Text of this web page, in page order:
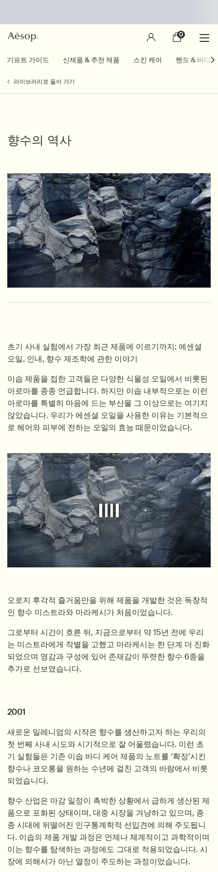
장
니
0
0 제품
기프트 가이드 신제품 & 추천 제품 스킨 케어 핸드 & 바디
라이브러리로 돌아 가기
향수의 역사
초기 사내 실험에서 가장 최근 제품에 이르기까지: 에센셜
오일, 인내, 향수 제조학에 관한 이야기
이솝 제품을 접한 고객들은 다양한 식물성 오일에서 비롯된
아로마를 종종 언급합니다. 하지만 이솝 내부적으로는 이런
아로마를 특별히 마음에 드는 부산물 그 이상으로는 여기지
않았습니다. 우리가 에센셜 오일을 사용한 이유는 기본적으
로 헤어와 피부에 전하는 오일의 효능 때문이었습니다.
오로지 후각적 즐거움만을 위해 제품을 개발한 것은 독창적
인 향수 미스트라와 마라케시가 처음이었습니다.
그로부터 시간이 흐른 뒤, 지금으로부터 약 15년 전에 우리
는 미스트라에게 작별을 고했고 마라케시는 한 단계 더 진화
되었으며 영감과 구성에 있어 존재감이 뚜렷한 향수 6종을
추가로 선보였습니다.
2001
새로운 밀레니엄의 시작은 향수를 생산하고자 하는 우리의
첫 번째 사내 시도와 시기적으로 잘 어울렸습니다. 이런 초
기 실험들은 기존 이솝 바디 케어 제품의 노트를 ‘확장’시킨
향수나 코오롱을 원하는 수년에 걸친 고객의 바람에서 비롯
되었습니다.
향수 산업은 마감 일정이 촉박한 상황에서 급하게 생산된 제
품으로 포화된 상태이며, 대중 시장을 겨냥하고 있으며, 종
종 시대에 뒤떨어진 인구통계학적 선입견에 의해 주도됩니
다. 이솝의 제품 개발 과정은 언제나 체계적이고 과학적이며
이는 향수를 탐색하는 과정에도 그대로 적용되었습니다. 시
장에 의해서가 아닌 열정이 주도하는 과정이었습니다.